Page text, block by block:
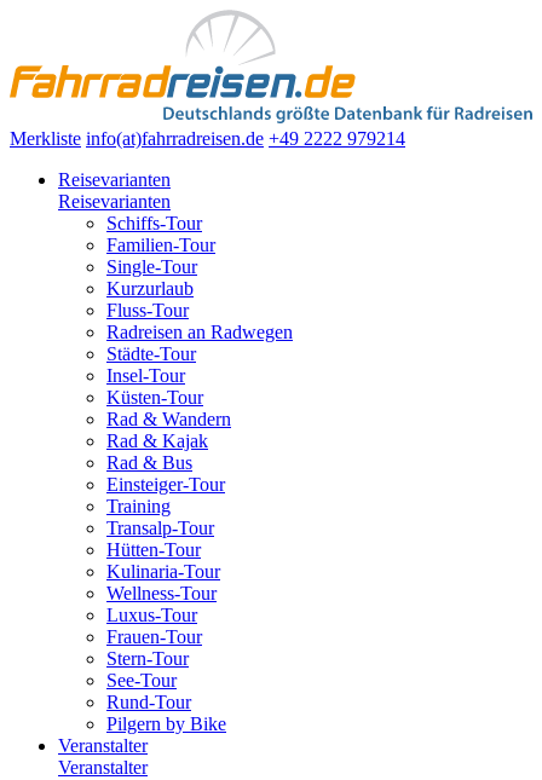
Merkliste info(at)fahrradreisen.de +49 2222 979214
Reisevarianten
Reisevarianten
Schiffs-Tour
Familien-Tour
Single-Tour
Kurzurlaub
Fluss-Tour
Radreisen an Radwegen
Städte-Tour
Insel-Tour
Küsten-Tour
Rad & Wandern
Rad & Kajak
Rad & Bus
Einsteiger-Tour
Training
Transalp-Tour
Hütten-Tour
Kulinaria-Tour
Wellness-Tour
Luxus-Tour
Frauen-Tour
Stern-Tour
See-Tour
Rund-Tour
Pilgern by Bike
Veranstalter
Veranstalter